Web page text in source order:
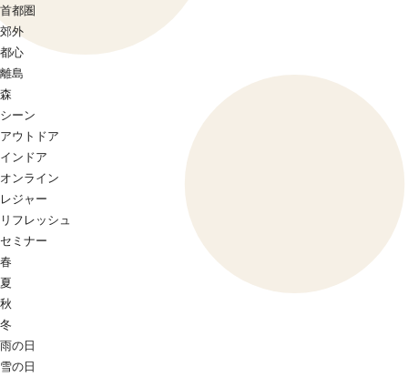
首都圏
郊外
都心
離島
森
シーン
アウトドア
インドア
オンライン
レジャー
リフレッシュ
セミナー
春
夏
秋
冬
雨の日
雪の日